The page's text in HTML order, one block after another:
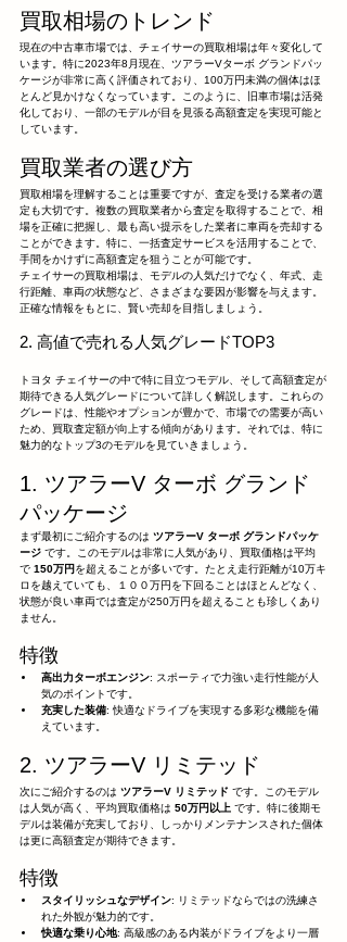
買取相場のトレンド
現在の中古車市場では、チェイサーの買取相場は年々変化して
います。特に2023年8月現在、ツアラーVターボ グランドパッ
ケージが非常に高く評価されており、100万円未満の個体はほ
とんど見かけなくなっています。このように、旧車市場は活発
化しており、一部のモデルが目を見張る高額査定を実現可能と
しています。
買取業者の選び方
買取相場を理解することは重要ですが、査定を受ける業者の選
定も大切です。複数の買取業者から査定を取得することで、相
場を正確に把握し、最も高い提示をした業者に車両を売却する
ことができます。特に、一括査定サービスを活用することで、
手間をかけずに高額査定を狙うことが可能です。
チェイサーの買取相場は、モデルの人気だけでなく、年式、走
行距離、車両の状態など、さまざまな要因が影響を与えます。
正確な情報をもとに、賢い売却を目指しましょう。
2. 高値で売れる人気グレードTOP3
トヨタ チェイサーの中で特に目立つモデル、そして高額査定が
期待できる人気グレードについて詳しく解説します。これらの
グレードは、性能やオプションが豊かで、市場での需要が高い
ため、買取査定額が向上する傾向があります。それでは、特に
魅力的なトップ3のモデルを見ていきましょう。
1. ツアラーV ターボ グランド
パッケージ
まず最初にご紹介するのは ツアラーV ターボ グランドパッケ
ージ です。このモデルは非常に人気があり、買取価格は平均
で 150万円 を超えることが多いです。たとえ走行距離が10万キ
ロを越えていても、１００万円を下回ることはほとんどなく、
状態が良い車両では査定が250万円を超えることも珍しくあり
ません。
特徴
高出力ターボエンジン: スポーティで力強い走行性能が人
気のポイントです。
充実した装備: 快適なドライブを実現する多彩な機能を備
えています。
2. ツアラーV リミテッド
次にご紹介するのは ツアラーV リミテッド です。このモデル
は人気が高く、平均買取価格は 50万円以上 です。特に後期モ
デルは装備が充実しており、しっかりメンテナンスされた個体
は更に高額査定が期待できます。
特徴
スタイリッシュなデザイン: リミテッドならではの洗練さ
れた外観が魅力的です。
快適な乗り心地: 高級感のある内装がドライブをより一層